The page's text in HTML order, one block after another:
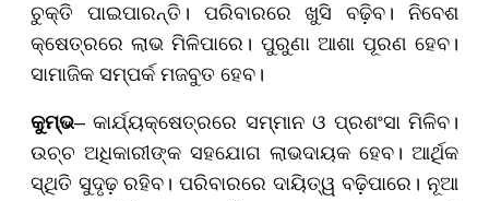
ଚୁକ୍ତି ପାଇପାରନ୍ତି। ପରିବାରରେ ଖୁସି ବଢ଼ିବ। ନିବେଶ
କ୍ଷେତ୍ରରେ ଲାଭ ମିଳିପାରେ। ପୁରୁଣା ଆଶା ପୂରଣ ହେବ।
ସାମାଜିକ ସମ୍ପର୍କ ମଜବୁତ ହେବ।
କୁମ୍ଭ– କାର୍ଯ୍ୟକ୍ଷେତ୍ରରେ ସମ୍ମାନ ଓ ପ୍ରଶଂସା ମିଳିବ।
ଉଚ୍ଚ ଅଧିକାରୀଙ୍କ ସହଯୋଗ ଲାଭଦାୟକ ହେବ। ଆର୍ଥିକ
ସ୍ଥିତି ସୁଦୃଢ଼ ରହିବ। ପରିବାରରେ ଦାୟିତ୍ୱ ବଢ଼ିପାରେ। ନୂଆ